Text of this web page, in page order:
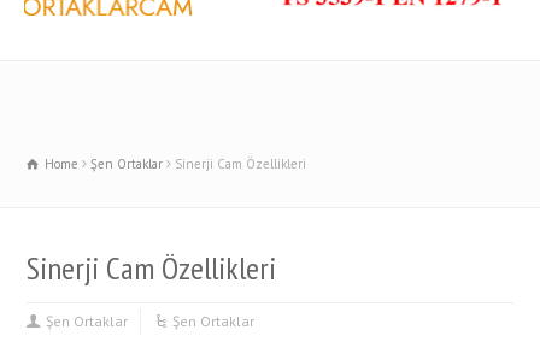
Home Şen Ortaklar Sinerji Cam Özellikleri
Sinerji Cam Özellikleri
Şen Ortaklar Şen Ortaklar